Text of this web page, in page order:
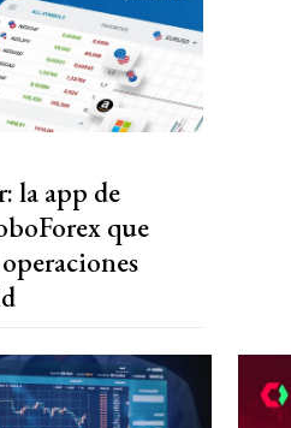
la app de
que